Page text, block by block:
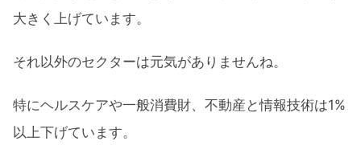
大きく上げています。
それ以外のセクターは元気がありませんね。
特にヘルスケアや一般消費財、不動産と情報技術は1%
以上下げています。